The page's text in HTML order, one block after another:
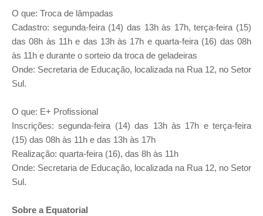
O que: Troca de lâmpadas
Cadastro: segunda-feira (14) das 13h às 17h, terça-feira (15)
das 08h às 11h e das 13h às 17h e quarta-feira (16) das 08h
às 11h e durante o sorteio da troca de geladeiras
Onde: Secretaria de Educação, localizada na Rua 12, no Setor
Sul.
O que: E+ Profissional
Inscrições: segunda-feira (14) das 13h às 17h e terça-feira
(15) das 08h às 11h e das 13h às 17h
Realização: quarta-feira (16), das 8h às 11h
Onde: Secretaria de Educação, localizada na Rua 12, no Setor
Sul.
Sobre a Equatorial